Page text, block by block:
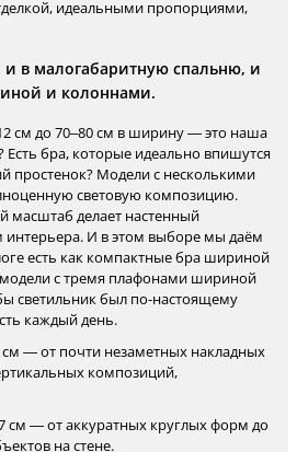
идеальными пропорциями,
и в малогабаритную спальню, и
и колоннами.
см до 70–80 см в ширину — это наша
Есть бра, которые идеально впишутся
простенок? Модели с несколькими
световую композицию.
масштаб делает настенный
интерьера. И в этом выборе мы даём
есть как компактные бра шириной
модели с тремя плафонами шириной
светильник был по-настоящему
каждый день.
см — от почти незаметных накладных
композиций,
см — от аккуратных круглых форм до
на стене.